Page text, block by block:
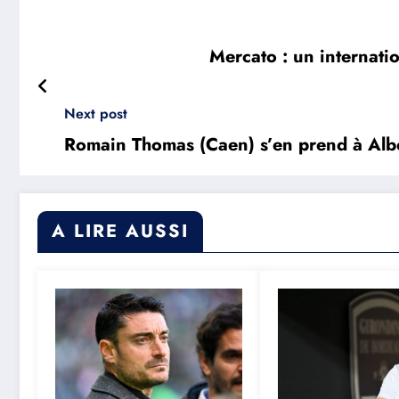
Mercato : un
Next post
Romain Thomas (Caen) s’en prend à
A LIRE AUSSI